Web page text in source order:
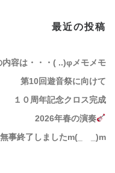
最近の投稿
内容は・・・( ..)φメモメモ
第10回遊音祭に向けて
１０周年記念クロス完成
2026年春の演奏
無事終了しましたm(_ _)m